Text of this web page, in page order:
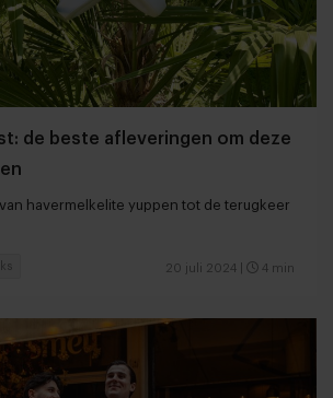
de beste afleveringen om deze
havermelkelite yuppen tot de terugkeer
20 juli 2024 4 min